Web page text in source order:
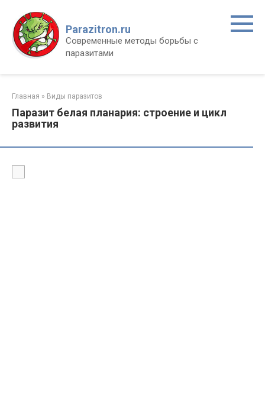
контенту
Parazitron.ru
Современные методы борьбы с
паразитами
Главная » Виды паразитов
Паразит белая планария: строение и цикл
развития